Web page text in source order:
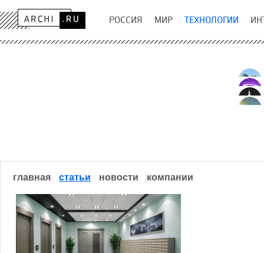
РОССИЯ МИР ТЕХНОЛОГИИ
главная статьи новости компании